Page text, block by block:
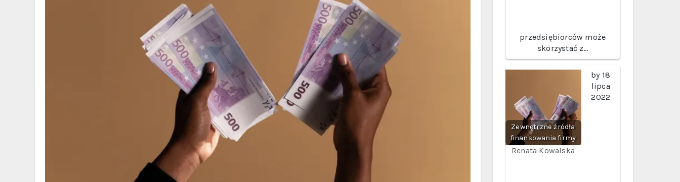
przedsiębiorców może
skorzystać z…
Zewnętrzne źródła
finansowania firmy
by
Renata Kowalska
18
lipca
2022